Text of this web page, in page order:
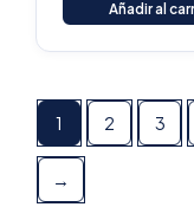
Añadir al
1 2 3
→